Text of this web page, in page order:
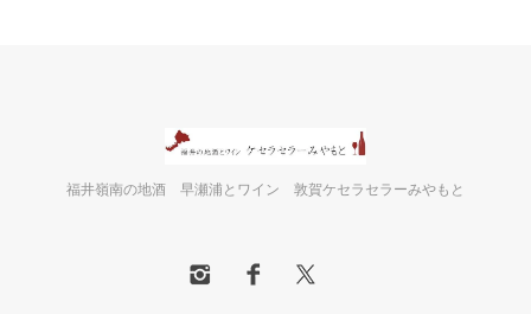
福井嶺南の地酒 早瀬浦とワイン 敦賀ケセラセラーみやもと